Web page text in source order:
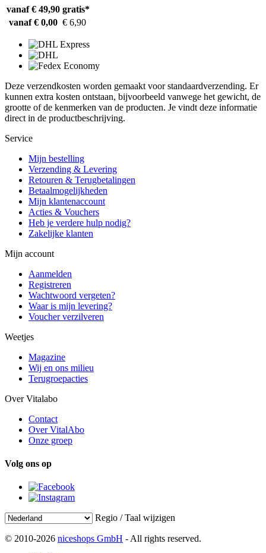
vanaf € 49,90 gratis*
vanaf € 0,00 € 6,90
Deze verzendkosten worden gemaakt voor standaardverzending. Er
kunnen extra kosten ontstaan, bijvoorbeeld vanwege het gewicht, de
grootte of de kenmerken van de producten. Je vindt deze informatie
direct in de productbeschrijving.
Service
Mijn bestelling
Verzending & Levering
Retouren & Terugbetalingen
Betaalmogelijkheden
Mijn klantenaccount
Acties & Vouchers
Heb je verdere hulp nodig?
Zakelijke klanten
Mijn account
Aanmelden
Registreren
Wachtwoord vergeten?
Waar is mijn levering?
Voucher verzilveren
Weetjes
Magazine
Wij en ons milieu
Terugroepacties
Over Vitalabo
Contact
Over VitalAbo
Onze groep
Volg ons op
Regio / Taal wijzigen
© 2010-2026 niceshops GmbH - All rights reserved.